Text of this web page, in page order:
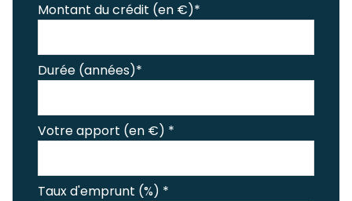
Montant du crédit (en €)*
Durée (années)*
Votre apport (en €) *
Taux d'emprunt (%) *